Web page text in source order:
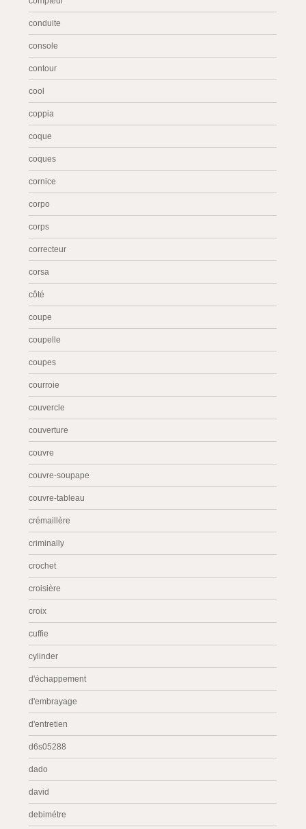
conduite
console
contour
cool
coppia
coque
coques
cornice
corpo
corps
correcteur
corsa
côté
coupe
coupelle
coupes
courroie
couvercle
couverture
couvre
couvre-soupape
couvre-tableau
crémaillère
criminally
crochet
croisière
croix
cuffie
cylinder
d'échappement
d'embrayage
d'entretien
d6s05288
dado
david
debimétre